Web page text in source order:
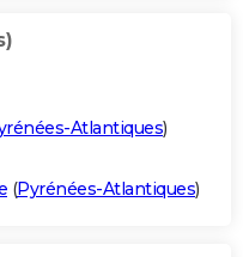
Atlantiques)
(Pyrénées-Atlantiques)